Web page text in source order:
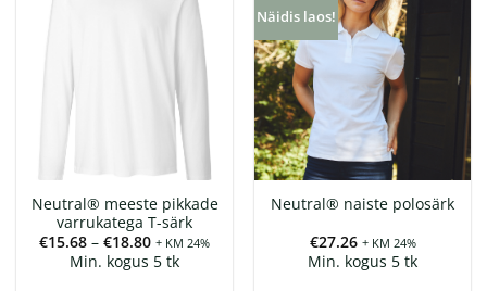
Neutral® meeste pikkade
varrukatega T-särk
€15.68 – €18.80Hinnavahemik:
€15.68
kuni
+ KM 24%
Min. kogus 5 tk
Näidis laos!
Neutral® naiste polosärk
€27.26 + KM 24%
Min. kogus 5 tk